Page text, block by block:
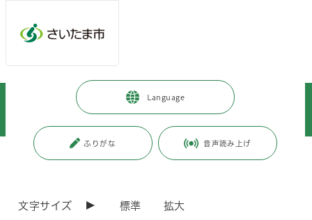
Language
ふりがな 音声読み上げ
文字サイズ 標準 拡大
健康・医療・福祉 > 福祉・介護 お知らせ
さいたま市社会福祉協議会の広報紙「情報ぽけっと」2026夏号の発行につ
更新日付：2026年7月6日 / ページ番号：C115455
と」2026夏号の発行について